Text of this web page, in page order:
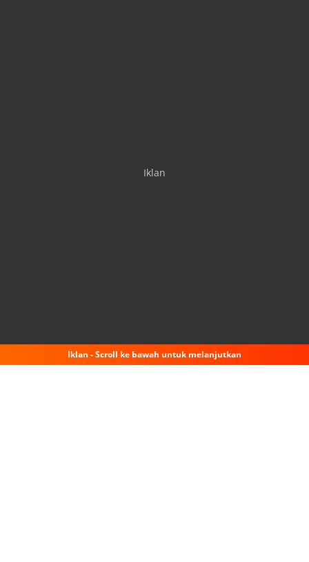
Iklan
Iklan - Scroll ke bawah untuk melanjutkan